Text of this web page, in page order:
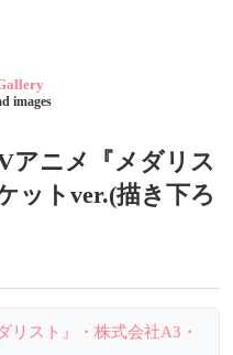
images
アニメ『メダリス
ットver.(描き下ろ
リスト』・株式会社A3・